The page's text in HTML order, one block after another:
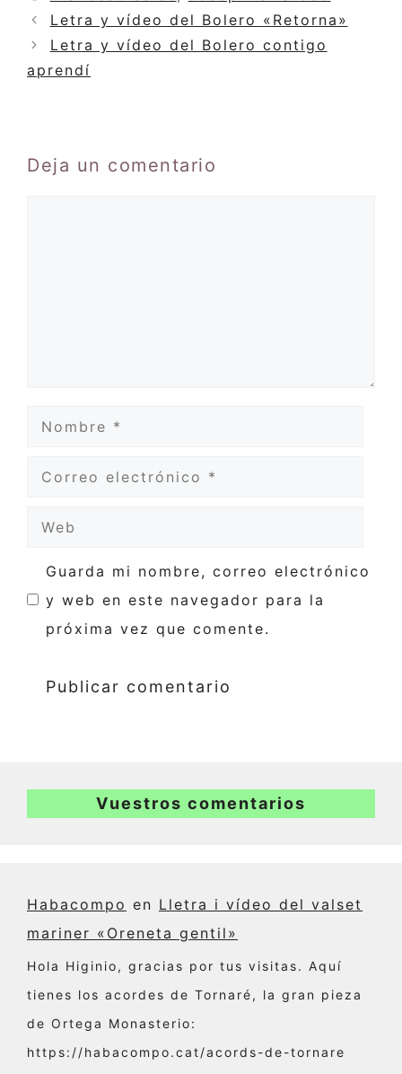
k
p
m
Letra y vídeo del Bolero «Retorna»
Letra y vídeo del Bolero contigo
aprendí
Deja un comentario
Nombre
Correo
Web
Guarda mi nombre, correo electrónico
y web en este navegador para la
próxima vez que comente.
Vuestros comentarios
Habacompo en Lletra i vídeo del valset
mariner «Oreneta gentil»
Hola Higinio, gracias por tus visitas. Aquí
tienes los acordes de Tornaré, la gran pieza
de Ortega Monasterio:
https://habacompo.cat/acords-de-tornare